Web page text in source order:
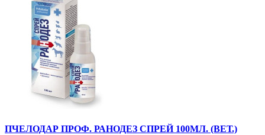
ПЧЕЛОДАР ПРОФ. РАНОДЕЗ СПРЕЙ 100МЛ. (ВЕТ.)